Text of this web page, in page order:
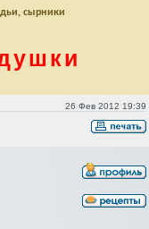
сырники
26 Фев 2012 19:39